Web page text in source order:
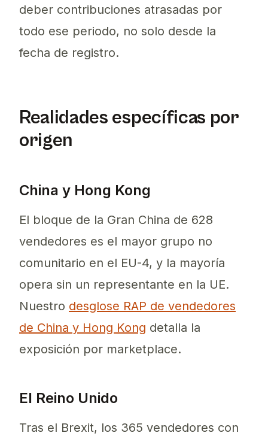
deber contribuciones atrasadas por
todo ese periodo, no solo desde la
fecha de registro.
Realidades específicas por
origen
China y Hong Kong
El bloque de la Gran China de 628
vendedores es el mayor grupo no
comunitario en el EU-4, y la mayoría
opera sin un representante en la UE.
Nuestro desglose RAP de vendedores
de China y Hong Kong detalla la
exposición por marketplace.
El Reino Unido
Tras el Brexit, los 365 vendedores con